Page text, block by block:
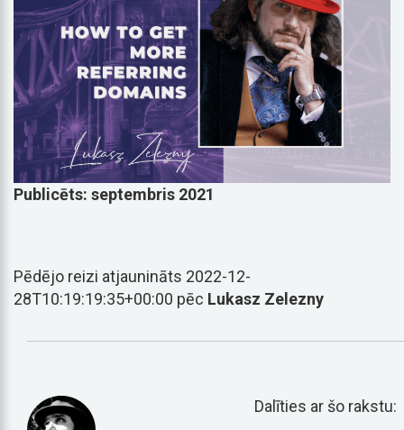
Publicēts: septembris 2021
Pēdējo reizi atjaunināts 2022-12-
28T10:19:19:35+00:00 pēc Lukasz Zelezny
Dalīties ar šo rakstu: